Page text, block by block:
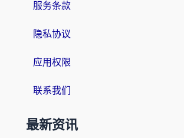
服务条款
隐私协议
应用权限
联系我们
最新资讯